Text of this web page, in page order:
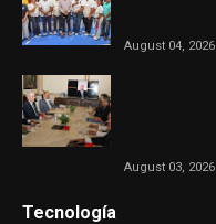
August 04, 2026
August 03, 2026
Tecnología